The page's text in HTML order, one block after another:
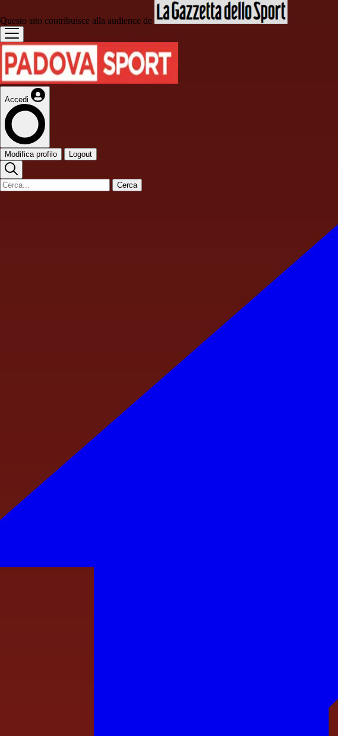
Questo sito contribuisce alla audience de
Accedi
Modifica profilo Logout
Cerca